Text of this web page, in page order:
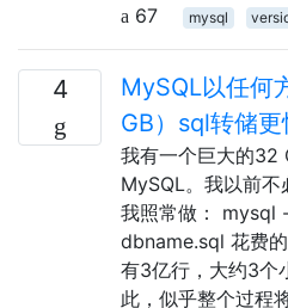
67
mysql
4
MySQL以任何
GB）sql转储更
我有一个巨大的32
MySQL。我以前不
我照常做：
dbname.sql 花费
有3亿行，大约3个
此，似乎整个过程